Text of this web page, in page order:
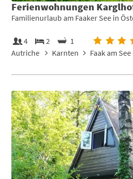
Ferienwohnungen
Familienurlaub am Faaker See in
4 2
1
Autriche
Karnten Faak am See